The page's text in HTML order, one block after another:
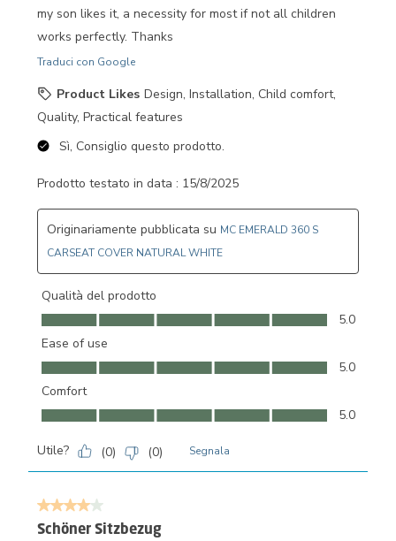
my son likes it, a necessity for most if not all children
works perfectly. Thanks
Traduci con Google
Product Likes Design, Installation, Child comfort,
Quality, Practical features
Sì, Consiglio questo prodotto.
Prodotto testato in data : 15/8/2025
Originariamente pubblicata su MC EMERALD 360 S
CARSEAT COVER NATURAL WHITE
Qualità del prodotto
Qualità del prodotto, 5.0 su 5
5.0
Ease of use
Ease of use, 5.0 su 5
5.0
Comfort
Comfort, 5.0 su 5
5.0
Utile? (0) (0) Segnala
4 su 5 stelle.
Schöner Sitzbezug